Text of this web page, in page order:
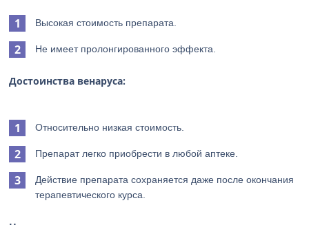
Высокая стоимость препарата.
Не имеет пролонгированного эффекта.
Достоинства венаруса:
Относительно низкая стоимость.
Препарат легко приобрести в любой аптеке.
Действие препарата сохраняется даже после окончания
терапевтического курса.